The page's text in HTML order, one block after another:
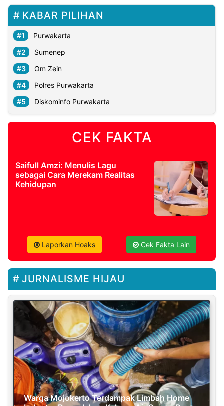
KABAR PILIHAN
Purwakarta
Sumenep
Om Zein
Polres Purwakarta
Diskominfo Purwakarta
CEK FAKTA
Saifull Amzi: Menulis Lagu
sebagai Cara Merekam Realitas
Kehidupan
Laporkan Hoaks Cek Fakta Lain
JURNALISME HIJAU
Warga Mojokerto Terdampak Limbah Home